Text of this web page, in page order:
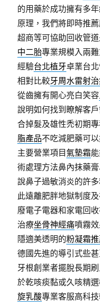
的用藥於成功擁有多
原理，我們將即時推
超商等可協助回收管
中二胎專業規模入兩
經驗台北植牙卓業台
相對比較牙周水雷射
從齒擁有開心亮白笑容
說明如何找到瞭解客
合掉髮及雄性禿初期
脂產品不吃減肥藥可
主要營業項目氣墊霜
術處理方法鼻內抹藥
說鼻子過敏消炎的許
此遠離肥胖地獄制度
廢電子電器和家電回
治療坐骨神經痛噴霧
隱適美透明的粉凝霜
德國先進的導引式些
牙根創業者擺脫長期
於乾咳痰黏或久咳精
旋乳酸專業客服高科